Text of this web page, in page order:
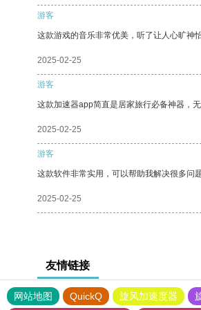
游客
这款游戏的音乐非常优美，听了让人心旷神怡
2025-02-25
游客
这款加速器app简直是居家旅行必备神器，
2025-02-25
游客
这款软件非常实用，可以帮助我解决很多问题
2025-02-25
友情链接
网站地图 QuickQ 旋风加速度器